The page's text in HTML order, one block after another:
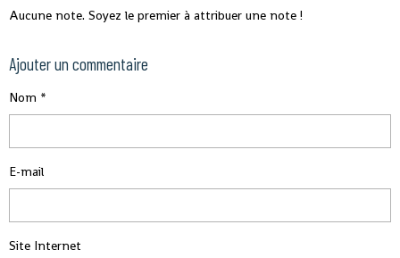
Aucune note. Soyez le premier à attribuer une note !
Ajouter un commentaire
Nom
E-mail
Site Internet